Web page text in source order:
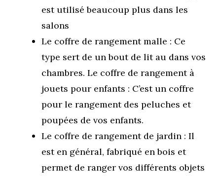
est utilisé beaucoup plus dans les
salons
Le coffre de rangement malle : Ce
type sert de un bout de lit au dans vos
chambres. Le coffre de rangement à
jouets pour enfants : C’est un coffre
pour le rangement des peluches et
poupées de vos enfants.
Le coffre de rangement de jardin : Il
est en général, fabriqué en bois et
permet de ranger vos différents objets